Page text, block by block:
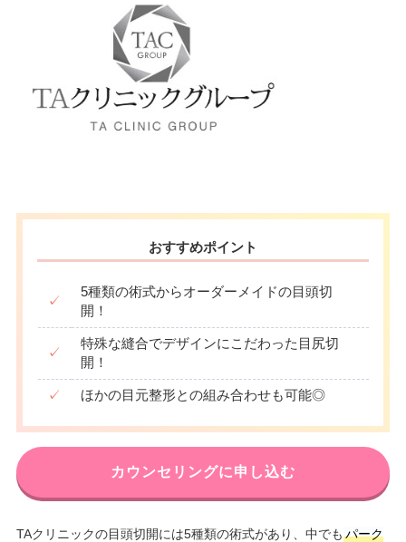
おすすめポイント
✓
5種類の術式からオーダーメイドの目頭切
開！
✓
特殊な縫合でデザインにこだわった目尻切
開！
✓ ほかの目元整形との組み合わせも可能◎
カウンセリングに申し込む
TAクリニックの目頭切開には5種類の術式があり、中でも パーク